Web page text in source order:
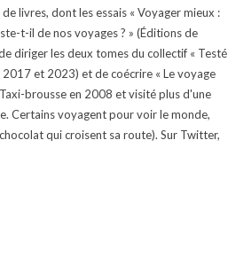
livres, dont les essais « Voyager mieux :
t-il de nos voyages ? » (Éditions de
diriger les deux tomes du collectif « Testé
et 2023) et de coécrire « Le voyage
brousse en 2008 et visité plus d'une
Certains voyagent pour voir le monde,
qui croisent sa route). Sur Twitter,